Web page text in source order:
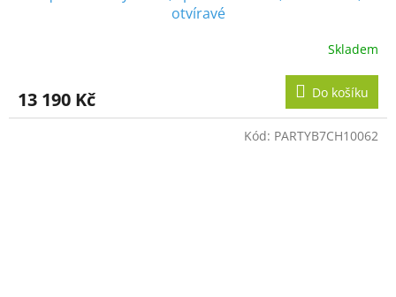
R
M
A
otvíravé
Skladem
13 190 Kč Do košíku
Kód: PARTYB7CH10062